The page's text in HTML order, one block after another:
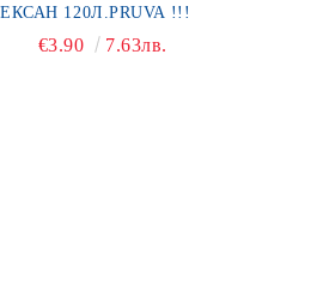
МЕТЕКСАН 120Л.PRUVA !!!
€3.90 7.63лв.